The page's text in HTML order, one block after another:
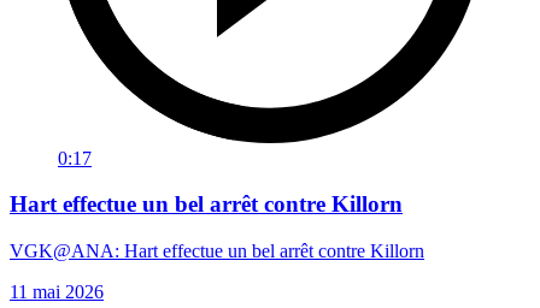
0:17
Hart effectue un bel arrêt contre Killorn
VGK@ANA: Hart effectue un bel arrêt contre Killorn
11 mai 2026